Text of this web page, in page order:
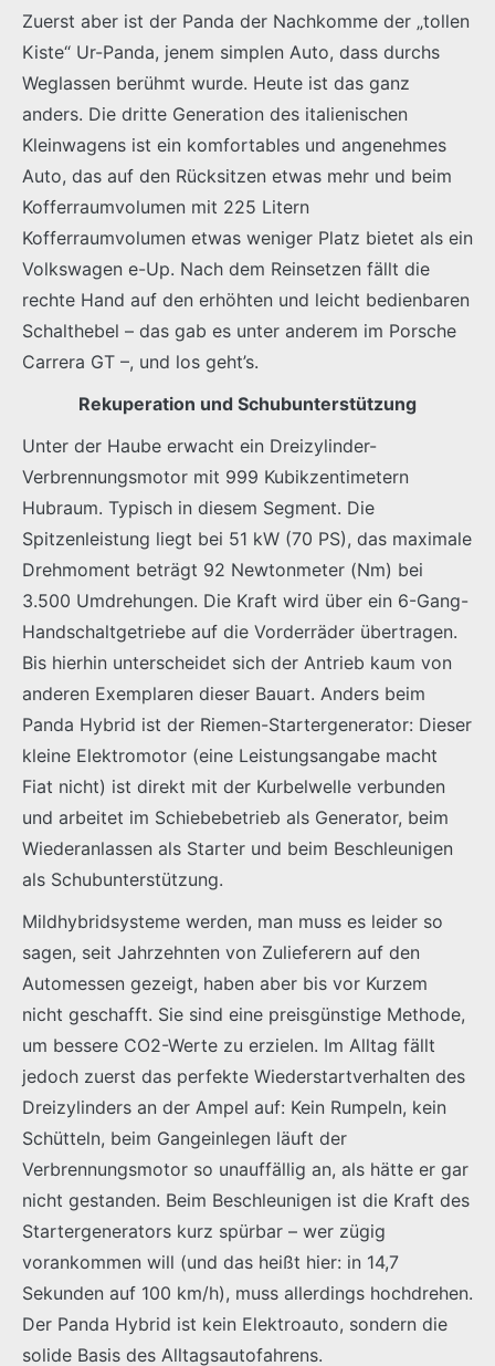
Zuerst aber ist der Panda der Nachkomme der „tollen
Kiste“ Ur-Panda, jenem simplen Auto, dass durchs
Weglassen berühmt wurde. Heute ist das ganz
anders. Die dritte Generation des italienischen
Kleinwagens ist ein komfortables und angenehmes
Auto, das auf den Rücksitzen etwas mehr und beim
Kofferraumvolumen mit 225 Litern
Kofferraumvolumen etwas weniger Platz bietet als ein
Volkswagen e-Up. Nach dem Reinsetzen fällt die
rechte Hand auf den erhöhten und leicht bedienbaren
Schalthebel – das gab es unter anderem im Porsche
Carrera GT –, und los geht’s.
Rekuperation und Schubunterstützung
Unter der Haube erwacht ein Dreizylinder-
Verbrennungsmotor mit 999 Kubikzentimetern
Hubraum. Typisch in diesem Segment. Die
Spitzenleistung liegt bei 51 kW (70 PS), das maximale
Drehmoment beträgt 92 Newtonmeter (Nm) bei
3.500 Umdrehungen. Die Kraft wird über ein 6-Gang-
Handschaltgetriebe auf die Vorderräder übertragen.
Bis hierhin unterscheidet sich der Antrieb kaum von
anderen Exemplaren dieser Bauart. Anders beim
Panda Hybrid ist der Riemen-Startergenerator: Dieser
kleine Elektromotor (eine Leistungsangabe macht
Fiat nicht) ist direkt mit der Kurbelwelle verbunden
und arbeitet im Schiebebetrieb als Generator, beim
Wiederanlassen als Starter und beim Beschleunigen
als Schubunterstützung.
Mildhybridsysteme werden, man muss es leider so
sagen, seit Jahrzehnten von Zulieferern auf den
Automessen gezeigt, haben aber bis vor Kurzem
nicht geschafft. Sie sind eine preisgünstige Methode,
um bessere CO2-Werte zu erzielen. Im Alltag fällt
jedoch zuerst das perfekte Wiederstartverhalten des
Dreizylinders an der Ampel auf: Kein Rumpeln, kein
Schütteln, beim Gangeinlegen läuft der
Verbrennungsmotor so unauffällig an, als hätte er gar
nicht gestanden. Beim Beschleunigen ist die Kraft des
Startergenerators kurz spürbar – wer zügig
vorankommen will (und das heißt hier: in 14,7
Sekunden auf 100 km/h), muss allerdings hochdrehen.
Der Panda Hybrid ist kein Elektroauto, sondern die
solide Basis des Alltagsautofahrens.